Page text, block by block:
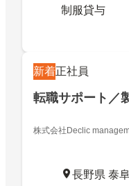
制服貸与
新着正社員
転職サポート／
株式会社Declic
長野県 泰